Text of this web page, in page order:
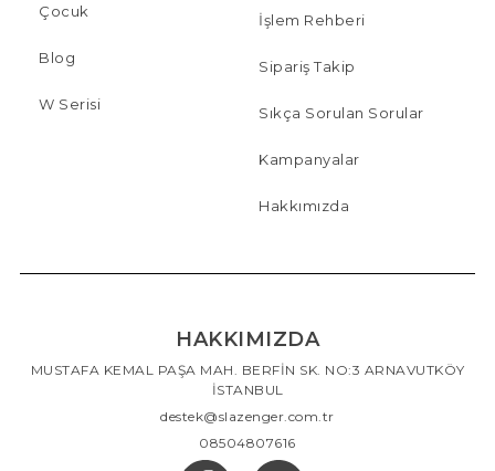
Çocuk
Blog
W Serisi
İşlem Rehberi
Sipariş Takip
Sıkça Sorulan Sorular
Kampanyalar
Hakkımızda
HAKKIMIZDA
MUSTAFA KEMAL PAŞA MAH. BERFİN SK. NO:3 ARNAVUTKÖY
İSTANBUL
destek@slazenger.com.tr
08504807616